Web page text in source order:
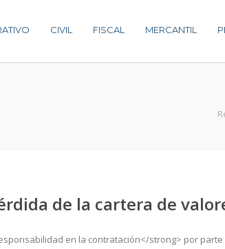
CIVIL FISCAL MERCANTIL
de la cartera de
en la contratación</strong> por parte